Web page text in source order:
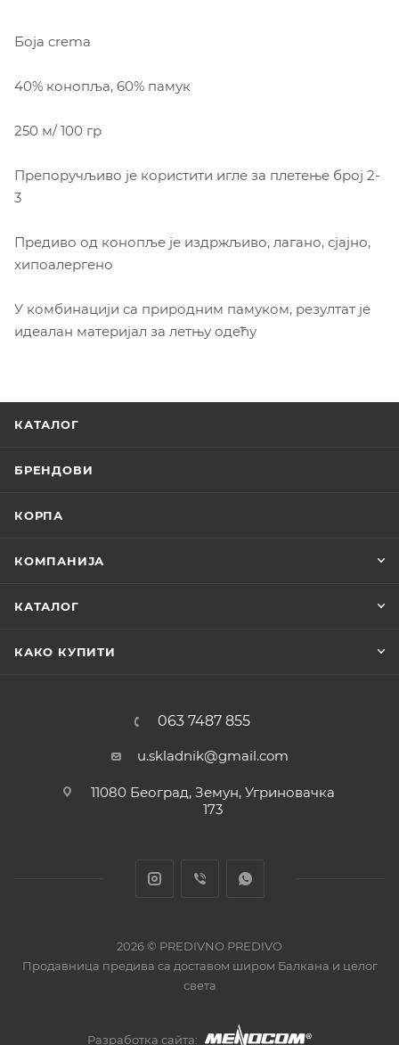
Боjа crema
40% конопља, 60% памук
250 м/ 100 гр
Препоручљиво је користити игле за плетење број 2-
3
Предиво од конопље је издржљиво, лагано, сјајно,
хипоалергено
У комбинацији са природним памуком, резултат је
идеалан материјал за летњу одећу
КАТАЛОГ
БРЕНДОВИ
КОРПА
КОМПАНИЈА
КАТАЛОГ
КАКО КУПИТИ
063 7487 855
u.skladnik@gmail.com
11080 Београд, Земун, Угриновачка
173
2026 © PREDIVNO PREDIVO
Продавница предива са доставом широм Балкана и целог
света
Разработка сайта: